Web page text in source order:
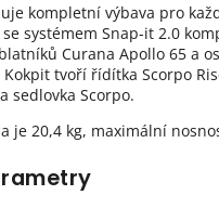
kompletní výbava pro
systémem Snap-it 2.0
Curana Apollo 65 a
tvoří řídítka Scorpo
sedlovka Scorpo.
je 20,4 kg, maximální